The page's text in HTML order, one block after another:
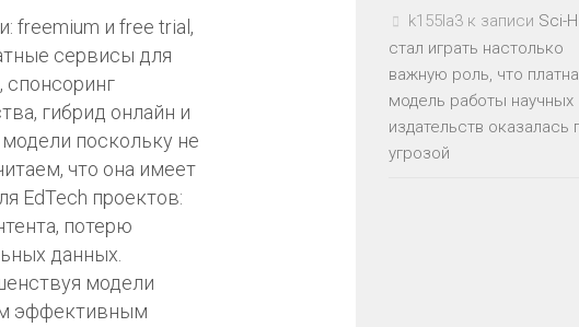
freemium и free trial,
сервисы для
спонсоринг
гибрид онлайн и
поскольку не
что она имеет
EdTech проектов:
потерю
данных.
модели
эффективным
k155la3 к записи Sci-
стал играть настолько
важную роль, что
модель работы научных
издательств оказалась
угрозой